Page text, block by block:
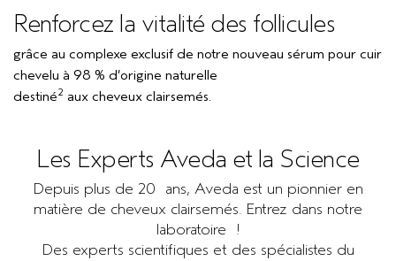
Renforcez la vitalité des follicules
grâce au complexe exclusif de notre nouveau sérum pour cuir
chevelu à 98 % d’origine naturelle
destiné2 aux cheveux clairsemés.
Les Experts Aveda et la Science
Depuis plus de 20 ans, Aveda est un pionnier en
matière de cheveux clairsemés. Entrez dans notre
laboratoire !
Des experts scientifiques et des spécialistes du